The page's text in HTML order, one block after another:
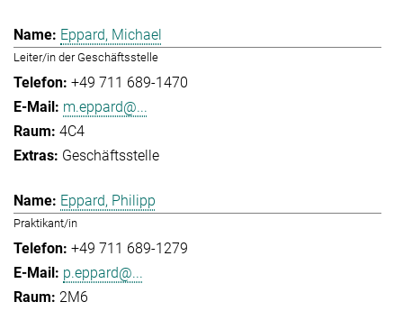
Eppard, Michael
Leiter/in der Geschäftsstelle
+49 711 689-1470
m.eppard@...
4C4
Geschäftsstelle
Eppard, Philipp
Praktikant/in
+49 711 689-1279
p.eppard@...
2M6